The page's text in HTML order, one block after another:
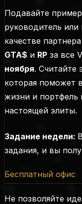
Подавайте
руководитель или
качестве
GTA$ и RP за все
ноября. Считайте
которая поможет
жизни и
настоящей элиты.
Задание недели:
задания, и вы
Бесплатный офис
Не позволяйте